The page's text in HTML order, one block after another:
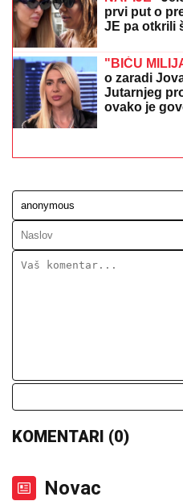
Otkrivamo zbog čega
Jutarnjem programu na
tražila samo jedno: "Sama
SKROZ
Svi pogledi
Crnoj Gori:
Kreću radovi na tunelu